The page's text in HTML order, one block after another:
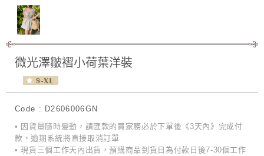
微光澤皺褶小荷葉洋裝
Code : D2606006GN
• 因貨量隨時變動，請匯款的買家務必於下單後《3天內》完成付
款，逾期系統將直接取消訂單
• 現貨三個工作天內出貨，預購商品到貨日為付款日後7-30個工作